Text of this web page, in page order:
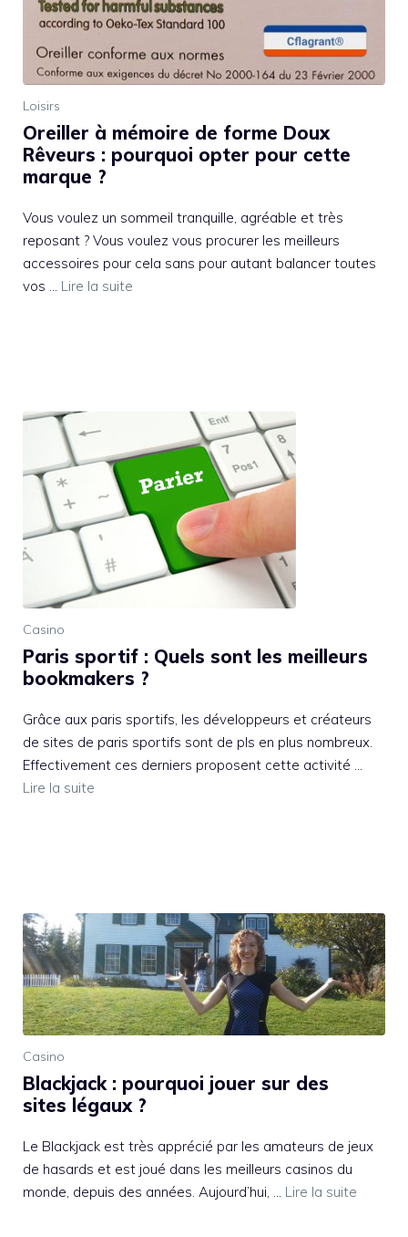
Loisirs
Oreiller à mémoire de forme Doux
Rêveurs : pourquoi opter pour cette
marque ?
Vous voulez un sommeil tranquille, agréable et très
reposant ? Vous voulez vous procurer les meilleurs
accessoires pour cela sans pour autant balancer toutes
vos … Lire la suite
Casino
Paris sportif : Quels sont les meilleurs
bookmakers ?
Grâce aux paris sportifs, les développeurs et créateurs
de sites de paris sportifs sont de pls en plus nombreux.
Effectivement ces derniers proposent cette activité …
Lire la suite
Casino
Blackjack : pourquoi jouer sur des
sites légaux ?
Le Blackjack est très apprécié par les amateurs de jeux
de hasards et est joué dans les meilleurs casinos du
monde, depuis des années. Aujourd’hui, … Lire la suite